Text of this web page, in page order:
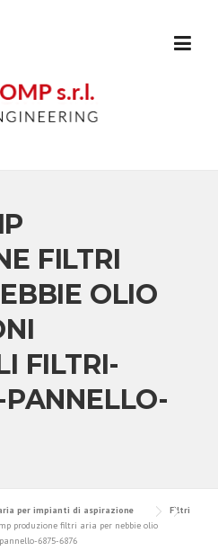
FILTRI
OLIO
FILTRI-
per impianti di aspirazione
Filtri
produzione filtri aria per nebbie olio
6875-6876